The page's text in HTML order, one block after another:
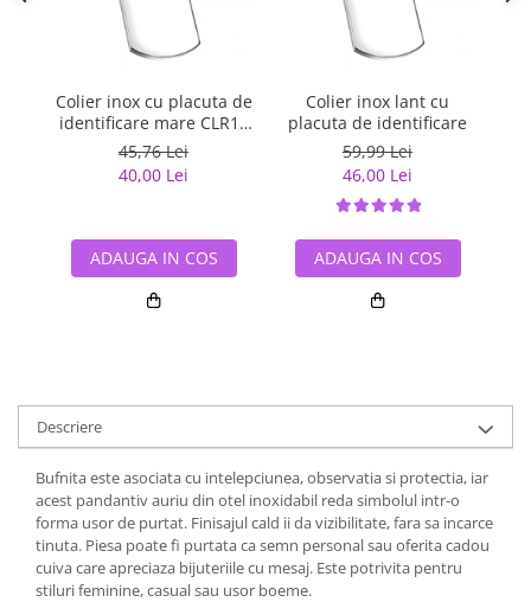
Colier inox cu placuta de
identificare mare CLR13
cu lant militar
45,76 Lei
40,00 Lei
ADAUGA IN COS
Colier inox lant cu
placuta de identificare
59,99 Lei
46,00 Lei
ADAUGA IN COS
Descriere
Bufnita este asociata cu intelepciunea, observatia si protectia, iar
acest pandantiv auriu din otel inoxidabil reda simbolul intr-o
forma usor de purtat. Finisajul cald ii da vizibilitate, fara sa incarce
tinuta. Piesa poate fi purtata ca semn personal sau oferita cadou
cuiva care apreciaza bijuteriile cu mesaj. Este potrivita pentru
stiluri feminine, casual sau usor boeme.